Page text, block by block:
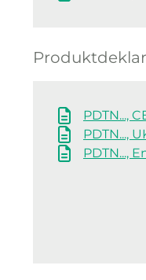
PDTN...,
PDTN...,
PDTN...,